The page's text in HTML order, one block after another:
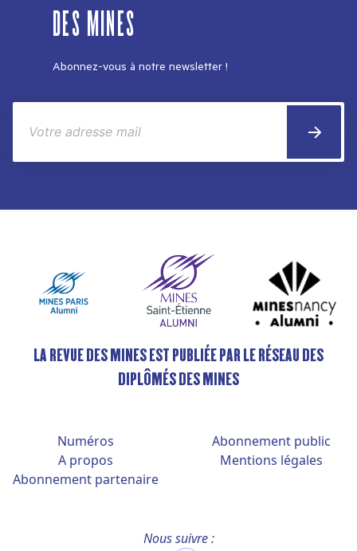
DES MINES
Abonnez-vous à notre newsletter !
LA REVUE DES MINES EST PUBLIÉE PAR LE RÉSEAU DES
DIPLÔMÉS DES MINES
Numéros
A propos
Abonnement partenaire
Abonnement public
Mentions légales
Nous suivre :